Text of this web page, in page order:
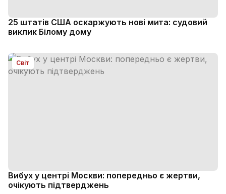
25 штатів США оскаржують нові мита: судовий
виклик Білому дому
Світ
Вибух у центрі Москви: попередньо є жертви,
очікують підтверджень